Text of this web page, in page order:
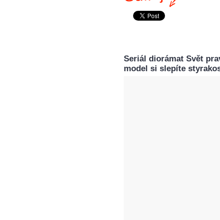
Seriál diorámat Svět
model si slepíte